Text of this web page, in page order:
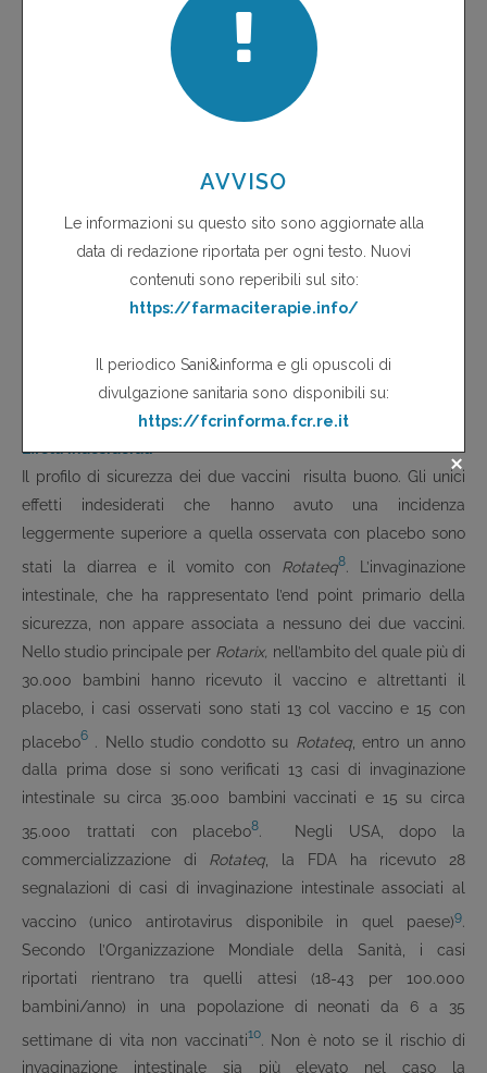
intervalli di 4-10 settimane; dopo la vaccinazione i bambini
sono stati seguiti per due stagioni del rotavirus (che di solito
negli Stati Uniti vanno da novembre a maggio). A fronte di un
analogo tasso di mortalità tra i due gruppi, il vaccino ha
dei sistemi di assistenza sanitaria dei paesi partecipanti allo
studio. Su 5.673 bambini valutabili in un sottostudio di efficacia
clinica condotto negli Stati Uniti e in Finlandia, i casi di
gastroenterite grave da rotavirus verificatisi dopo 14 giorni o
più dalla terza dose di vaccino (sino ad un anno dalla prima)
contro1,63%); la vaccinazione ha evitato 16 casi di
diarrea grave ogni 1.000 bambini trattati8.
Effetti indesiderati
Il profilo di sicurezza dei due vaccini risulta buono. Gli unici
effetti indesiderati che hanno avuto una incidenza
leggermente superiore a quella osservata con placebo sono
stati la diarrea e il vomito con Rotateq8. L’invaginazione
intestinale, che ha rappresentato l’end point primario della
sicurezza, non appare associata a nessuno dei due vaccini.
Nello studio principale per Rotarix, nell’ambito del quale più di
30.000 bambini hanno ricevuto il vaccino e altrettanti il
placebo, i casi osservati sono stati 13 col vaccino e 15 con
placebo6 . Nello studio condotto su Rotateq, entro un anno
dalla prima dose si sono verificati 13 casi di invaginazione
intestinale su circa 35.000 bambini vaccinati e 15 su circa
35.000 trattati con placebo8. Negli USA, dopo la
commercializzazione di Rotateq , la FDA ha ricevuto 28
segnalazioni di casi di invaginazione intestinale associati al
vaccino (unico antirotavirus disponibile in quel paese)9.
Secondo l’Organizzazione Mondiale della Sanità, i casi
riportati rientrano tra quelli attesi (18-43 per 100.000
bambini/anno) in una popolazione di neonati da 6 a 35
settimane di vita non vaccinati10. Non è noto se il rischio di
invaginazione intestinale sia più elevato nel caso la